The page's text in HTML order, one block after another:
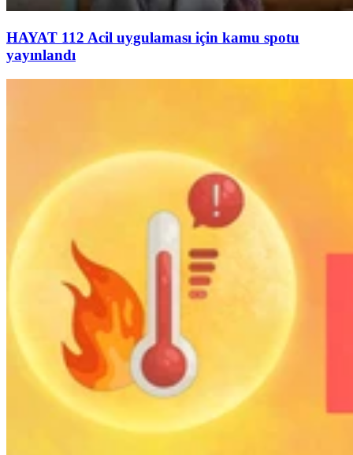
HAYAT 112 Acil uygulaması için kamu spotu
yayınlandı